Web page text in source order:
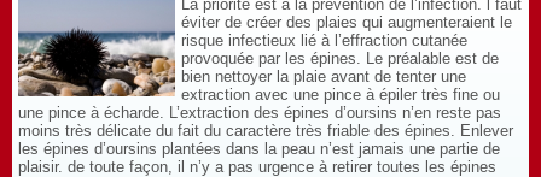
La priorité est à la prévention de l’infection. l faut
éviter de créer des plaies qui augmenteraient le
risque infectieux lié à l’effraction cutanée
provoquée par les épines. Le préalable est de
bien nettoyer la plaie avant de tenter une
extraction avec une pince à épiler très fine ou
une pince à écharde. L’extraction des épines d’oursins n’en reste pas
moins très délicate du fait du caractère très friable des épines. Enlever
les épines d’oursins plantées dans la peau n’est jamais une partie de
plaisir. de toute façon, il n’y a pas urgence à retirer toutes les épines